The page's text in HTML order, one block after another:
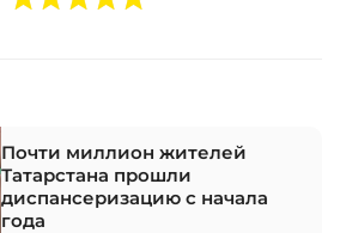
Почти миллион жителей
Татарстана прошли
диспансеризацию с начала
года